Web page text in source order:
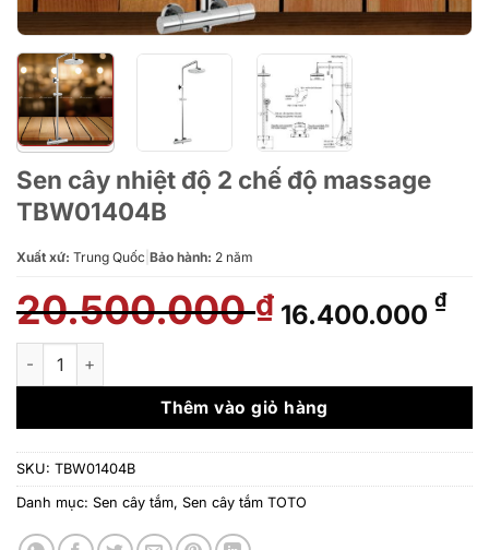
Sen cây nhiệt độ 2 chế độ massage
TBW01404B
Xuất xứ: Trung Quốc Bảo hành: 2 năm
20.500.000₫ Giá
gốc
20.500.000 ₫.
16.400.000 ₫Giá
là:
Sen cây nhiệt độ 2 chế độ massage TBW01404B số lượng
Thêm vào giỏ hàng
SKU: TBW01404B
Danh mục: Sen cây tắm, Sen cây tắm TOTO